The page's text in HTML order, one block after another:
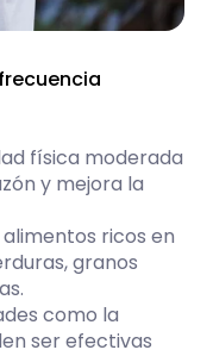
física moderada
y mejora la
ricos en
granos
como la
ser efectivas